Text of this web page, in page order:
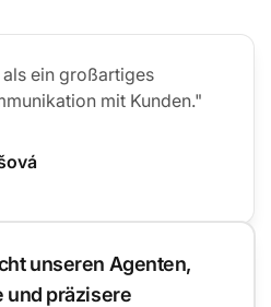
ein großartiges
mit Kunden."
unseren Agenten,
und präzisere